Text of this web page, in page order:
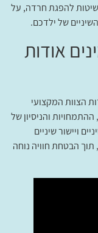
להפגת חרדה, על
של ילדכם.
אודות
הצוות המקצועי
והניסיון של
ויישור שיניים
הבטחת חוויה נוחה